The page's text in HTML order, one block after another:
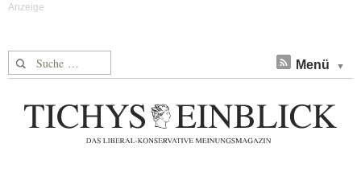
Suche nach: Menü